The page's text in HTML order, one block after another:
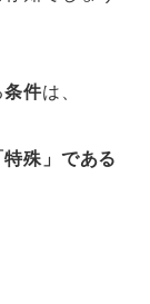
条件は、
殊」である